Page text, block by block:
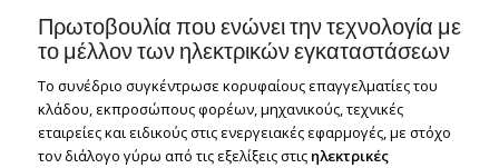
Πρωτοβουλία που ενώνει την τεχνολογία με
το μέλλον των ηλεκτρικών εγκαταστάσεων
Το συνέδριο συγκέντρωσε κορυφαίους επαγγελματίες του
κλάδου, εκπροσώπους φορέων, μηχανικούς, τεχνικές
εταιρείες και ειδικούς στις ενεργειακές εφαρμογές, με στόχο
τον διάλογο γύρω από τις εξελίξεις στις ηλεκτρικές